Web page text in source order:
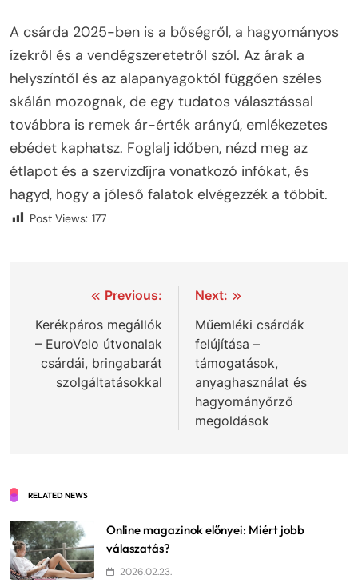
A csárda 2025-ben is a bőségről, a hagyományos
ízekről és a vendégszeretetről szól. Az árak a
helyszíntől és az alapanyagoktól függően széles
skálán mozognak, de egy tudatos választással
továbbra is remek ár-érték arányú, emlékezetes
ebédet kaphatsz. Foglalj időben, nézd meg az
étlapot és a szervizdíjra vonatkozó infókat, és
hagyd, hogy a jóleső falatok elvégezzék a többit.
Post Views: 177
Bejegyzés
navigáció
Previous:
Kerékpáros megállók
– EuroVelo útvonalak
csárdái, bringabarát
szolgáltatásokkal
Next:
Műemléki csárdák
felújítása –
támogatások,
anyaghasználat és
hagyományőrző
megoldások
RELATED NEWS
Online magazinok előnyei: Miért jobb
válaszatás?
2026.02.23.